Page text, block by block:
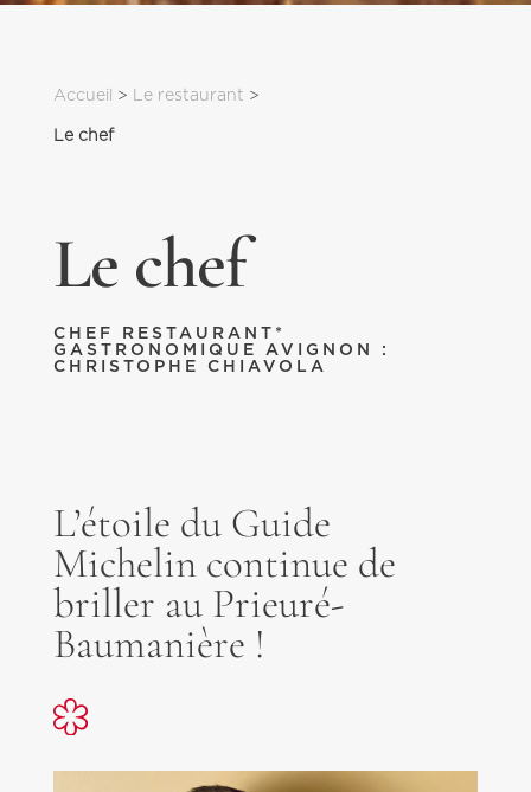
Accueil > Le restaurant >
Le chef
Le chef
CHEF RESTAURANT*
GASTRONOMIQUE AVIGNON :
CHRISTOPHE CHIAVOLA
L’étoile du Guide
Michelin continue de
briller au Prieuré-
Baumanière !